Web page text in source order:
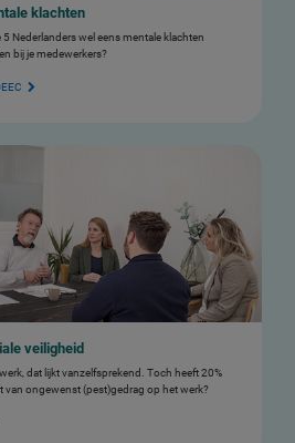
klachten
Nederlanders wel eens mentale klachten
bij je medewerkers?
veiligheid
dat lijkt vanzelfsprekend. Toch heeft 20%
van ongewenst (pest)gedrag op het werk?